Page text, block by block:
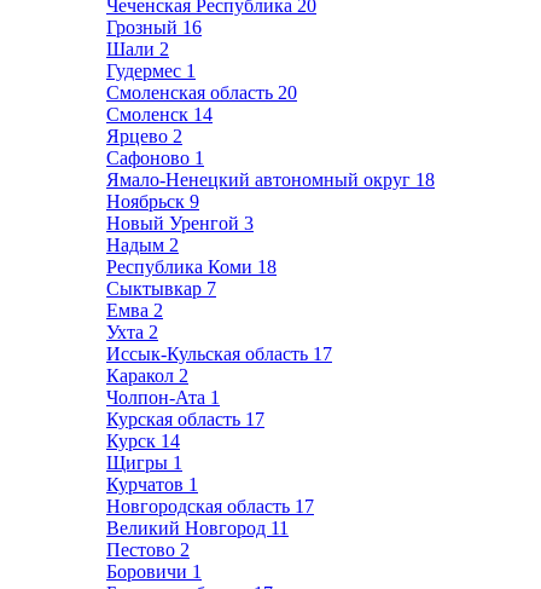
Чеченская Республика 20
Грозный 16
Шали 2
Гудермес 1
Смоленская область 20
Смоленск 14
Ярцево 2
Сафоново 1
Ямало-Ненецкий автономный округ 18
Ноябрьск 9
Новый Уренгой 3
Надым 2
Республика Коми 18
Сыктывкар 7
Емва 2
Ухта 2
Иссык-Кульская область 17
Каракол 2
Чолпон-Ата 1
Курская область 17
Курск 14
Щигры 1
Курчатов 1
Новгородская область 17
Великий Новгород 11
Пестово 2
Боровичи 1